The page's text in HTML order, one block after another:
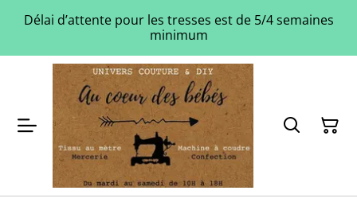
Délai d’attente pour les tresses est de 5/4 semaines
minimum